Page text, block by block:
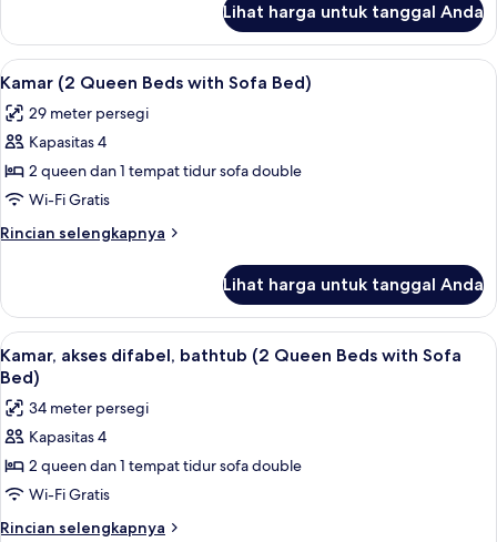
dengan
tempat
tidur
Sofa
Kamar,
Tempat
King
dengan
tidur
Sofa
Lihat harga untuk tanggal Anda
Lihat
semua
foto
untuk
Kamar
(2
Queen
Beds
Sofa
Bed)
Seprai premium, bantalan ekstra
10
Kamar (2 Queen Beds with Sofa Bed)
29 meter persegi
Kapasitas 4
2 queen dan 1 tempat tidur sofa double
Wi-Fi Gratis
Rincian selengkapnya
Rincian
Kamar
(2
Queen
Beds
Sofa
Bed)
Lihat harga untuk tanggal Anda
Lihat
semua
foto
untuk
Kamar,
akses
difabel,
bathtub
Kamar, akses difabel, bathtub (2
9
Kamar, akses difabel, bathtub (2 Queen Beds with Sofa
Bed)
34 meter persegi
Kapasitas 4
2 queen dan 1 tempat tidur sofa double
Wi-Fi Gratis
Rincian selengkapnya
Rincian